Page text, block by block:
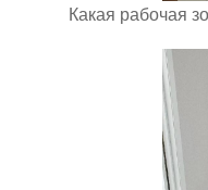
Какая рабочая